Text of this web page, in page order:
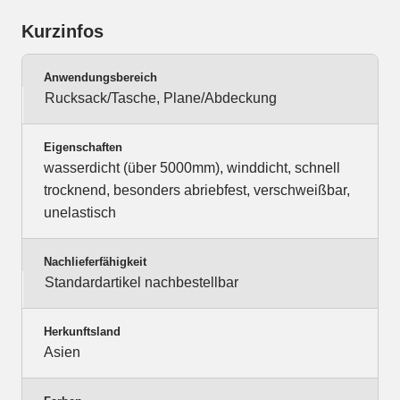
Kurzinfos
Anwendungsbereich
Rucksack/Tasche, Plane/Abdeckung
Eigenschaften
wasserdicht (über 5000mm), winddicht, schnell
trocknend, besonders abriebfest, verschweißbar,
unelastisch
Nachlieferfähigkeit
Standardartikel nachbestellbar
Herkunftsland
Asien